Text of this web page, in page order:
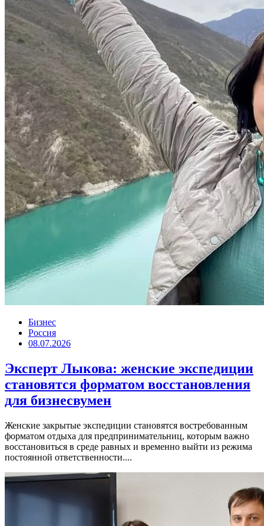
Бизнес
Россия
08.07.2026
Эксперт Лыкова: женские экспедиции
становятся форматом восстановления
для бизнесвумен
Женские закрытые экспедиции становятся востребованным
форматом отдыха для предпринимательниц, которым важно
восстановиться в среде равных и временно выйти из режима
постоянной ответственности....